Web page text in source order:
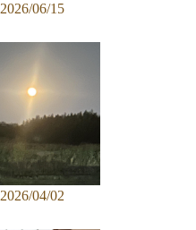
2026/06/15
2026/04/02